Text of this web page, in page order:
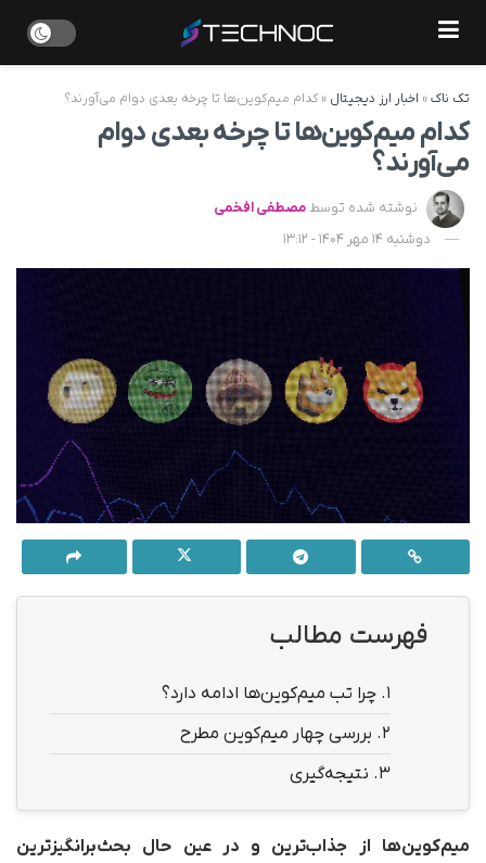
تک ناک» اخبار ارز دیجیتال »کدام میم‌کوین‌ها تا چرخه بعدی دوام می‌آورند؟
کدام میم‌کوین‌ها تا چرخه بعدی دوام
می‌آورند؟
نوشته شده توسط مصطفی افخمی
دوشنبه 14 مهر 1404 - 13:12
فهرست مطالب
1. چرا تب میم‌کوین‌ها ادامه دارد؟
2. بررسی چهار میم‌کوین مطرح
3. نتیجه‌گیری
میم‌کوین‌ها از جذاب‌ترین و در عین حال بحث‌برانگیزترین